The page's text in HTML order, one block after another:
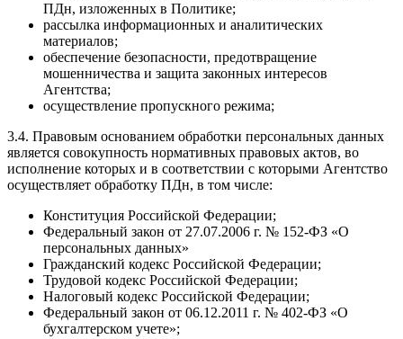
ПДн, изложенных в Политике;
рассылка информационных и аналитических
материалов;
обеспечение безопасности, предотвращение
мошенничества и защита законных интересов
Агентства;
осуществление пропускного режима;
3.4. Правовым основанием обработки персональных данных
является совокупность нормативных правовых актов, во
исполнение которых и в соответствии с которыми Агентство
осуществляет обработку ПДн, в том числе:
Конституция Российской Федерации;
Федеральный закон от 27.07.2006 г. № 152-ФЗ «О
персональных данных»
Гражданский кодекс Российской Федерации;
Трудовой кодекс Российской Федерации;
Налоговый кодекс Российской Федерации;
Федеральный закон от 06.12.2011 г. № 402-ФЗ «О
бухгалтерском учете»;